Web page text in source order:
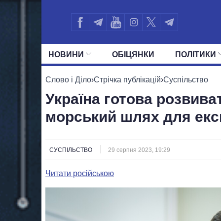
НОВИНИ ОБIЦЯНКИ ПОЛIТИКИ
УСІ ПОЛІТИКИ ПРЕЗИДЕНТ І ОФІС
Слово і Діло›Стрічка публікацій›Суспільство
Україна готова
морський шлях для
СУСПІЛЬСТВО 29 серпня 2023, 19:29
Читати російською